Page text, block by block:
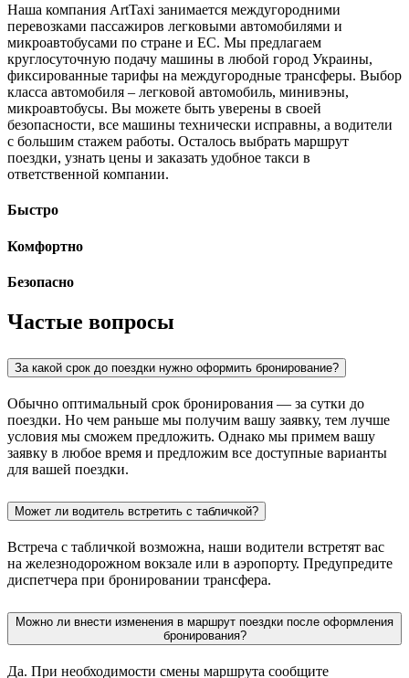
Наша компания ArtTaxi занимается междугородними
перевозками пассажиров легковыми автомобилями и
микроавтобусами по стране и ЕС. Мы предлагаем
круглосуточную подачу машины в любой город Украины,
фиксированные тарифы на междугородные трансферы. Выбор
класса автомобиля – легковой автомобиль, минивэны,
микроавтобусы. Вы можете быть уверены в своей
безопасности, все машины технически исправны, а водители
с большим стажем работы. Осталось выбрать маршрут
поездки, узнать цены и заказать удобное такси в
ответственной компании.
Быстро
Комфортно
Безопасно
Частые вопросы
За какой срок до поездки нужно оформить бронирование?
Обычно оптимальный срок бронирования — за сутки до
поездки. Но чем раньше мы получим вашу заявку, тем лучше
условия мы сможем предложить. Однако мы примем вашу
заявку в любое время и предложим все доступные варианты
для вашей поездки.
Может ли водитель встретить с табличкой?
Встреча с табличкой возможна, наши водители встретят вас
на железнодорожном вокзале или в аэропорту. Предупредите
диспетчера при бронировании трансфера.
Можно ли внести изменения в маршрут поездки после оформления
бронирования?
Да. При необходимости смены маршрута сообщите